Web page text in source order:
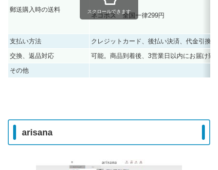
郵送購入時の送料
ネコポス 全国一律299円
支払い方法
クレジットカード、後払い決済、代金引換
交換、返品対応
可能。商品到着後、3営業日以内にお届け
その他
スクロールできます
arisana